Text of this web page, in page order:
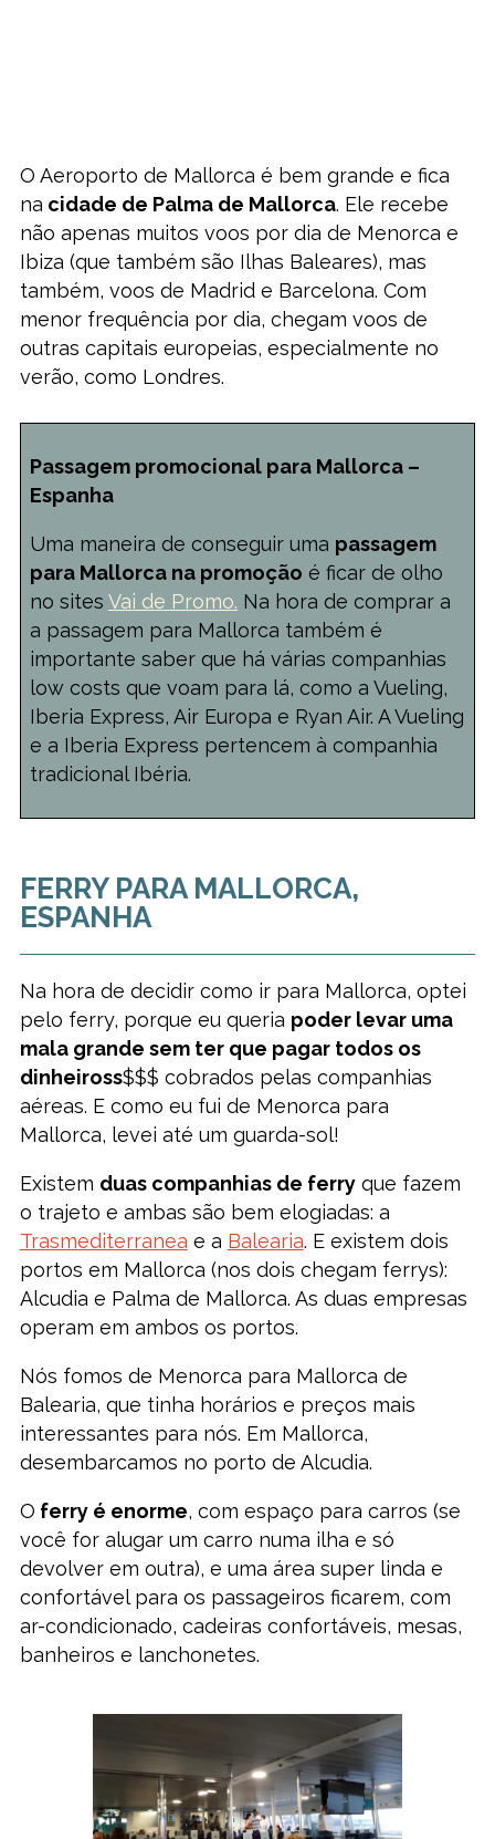
O Aeroporto de Mallorca é bem grande e fica
na cidade de Palma de Mallorca. Ele recebe
não apenas muitos voos por dia de Menorca e
Ibiza (que também são Ilhas Baleares), mas
também, voos de Madrid e Barcelona. Com
menor frequência por dia, chegam voos de
outras capitais europeias, especialmente no
verão, como Londres.
Passagem promocional para Mallorca –
Espanha
Uma maneira de conseguir uma passagem
para Mallorca na promoção é ficar de olho
no sites Vai de Promo. Na hora de comprar a
a passagem para Mallorca também é
importante saber que há várias companhias
low costs que voam para lá, como a Vueling,
Iberia Express, Air Europa e Ryan Air. A Vueling
e a Iberia Express pertencem à companhia
tradicional Ibéria.
FERRY PARA MALLORCA,
ESPANHA
Na hora de decidir como ir para Mallorca, optei
pelo ferry, porque eu queria poder levar uma
mala grande sem ter que pagar todos os
dinheiross$$$ cobrados pelas companhias
aéreas. E como eu fui de Menorca para
Mallorca, levei até um guarda-sol!
Existem duas companhias de ferryque fazem
o trajeto e ambas são bem elogiadas: a
Trasmediterranea e a Balearia. E existem dois
portos em Mallorca (nos dois chegam ferrys):
Alcudia e Palma de Mallorca. As duas empresas
operam em ambos os portos.
Nós fomos de Menorca para Mallorca de
Balearia, que tinha horários e preços mais
interessantes para nós. Em Mallorca,
desembarcamos no porto de Alcudia.
O ferry é enorme, com espaço para carros (se
você for alugar um carro numa ilha e só
devolver em outra), e uma área super linda e
confortável para os passageiros ficarem, com
ar-condicionado, cadeiras confortáveis, mesas,
banheiros e lanchonetes.